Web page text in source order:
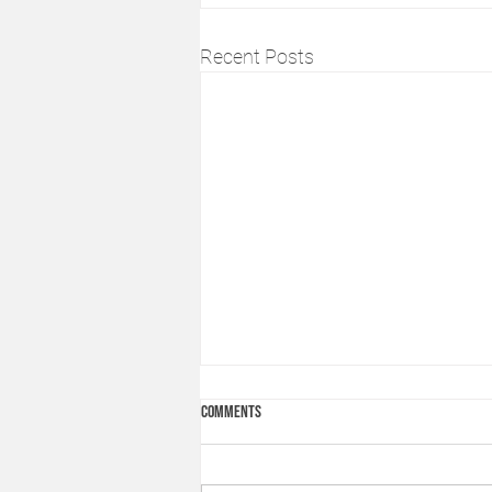
Recent Posts
Drauma GIGGIÐ
Comments